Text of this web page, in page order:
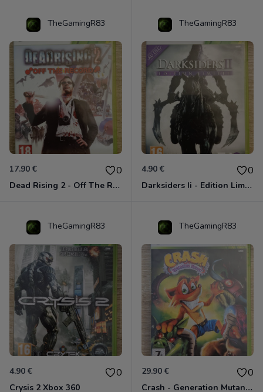
TheGamingR83
17.90 € 0
Dead Rising 2 - Off The Record Xbox 360
TheGamingR83
4.90 € 0
Darksiders Ii - Edition Limitée Xbox 360
TheGamingR83
4.90 € 0
Crysis 2 Xbox 360
TheGamingR83
29.90 € 0
Crash - Generation Mutant Xbox 360